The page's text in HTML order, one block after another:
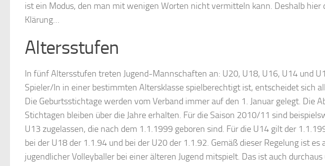
ist ein Modus, den man mit wenigen Worten nicht vermitteln kann. Deshalb hier
Klärung…
Altersstufen
In fünf Altersstufen treten Jugend-Mannschaften an: U20, U18, U16, U14 und
Spieler/In in einer bestimmten Altersklasse spielberechtigt ist, entscheidet sich
Die Geburtsstichtage werden vom Verband immer auf den 1. Januar gelegt. Die
Stichtagen bleiben über die Jahre erhalten. Für die Saison 2010/11 sind
U13 zugelassen, die nach dem 1.1.1999 geboren sind. Für die U14 gilt der
bei der U18 der 1.1.94 und bei der U20 der 1.1.92. Gemäß dieser Regelung ist es
jugendlicher Volleyballer bei einer älteren Jugend mitspielt. Das ist auch durchaus